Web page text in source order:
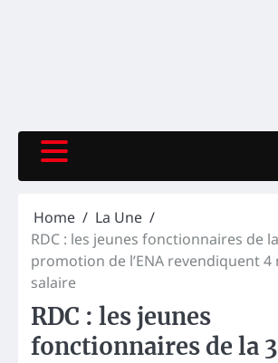
Home
La Une
RDC : les jeunes fonctionnaires de
promotion de l’ENA revendiquent 4
salaire
RDC : les jeunes
fonctionnaires de la